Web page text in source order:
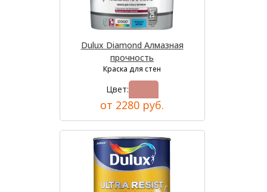
Dulux Diamond Алмазная
прочность
Краска для стен
Цвет:
от 2280 руб.